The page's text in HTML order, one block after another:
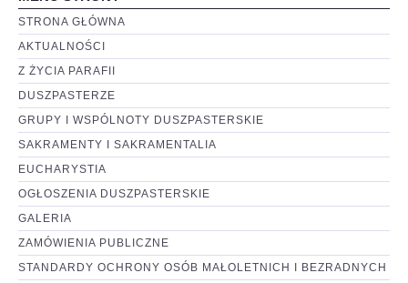
STRONA GŁÓWNA
AKTUALNOŚCI
Z ŻYCIA PARAFII
DUSZPASTERZE
GRUPY I WSPÓLNOTY DUSZPASTERSKIE
SAKRAMENTY I SAKRAMENTALIA
EUCHARYSTIA
OGŁOSZENIA DUSZPASTERSKIE
GALERIA
ZAMÓWIENIA PUBLICZNE
STANDARDY OCHRONY OSÓB MAŁOLETNICH I BEZRADNYCH